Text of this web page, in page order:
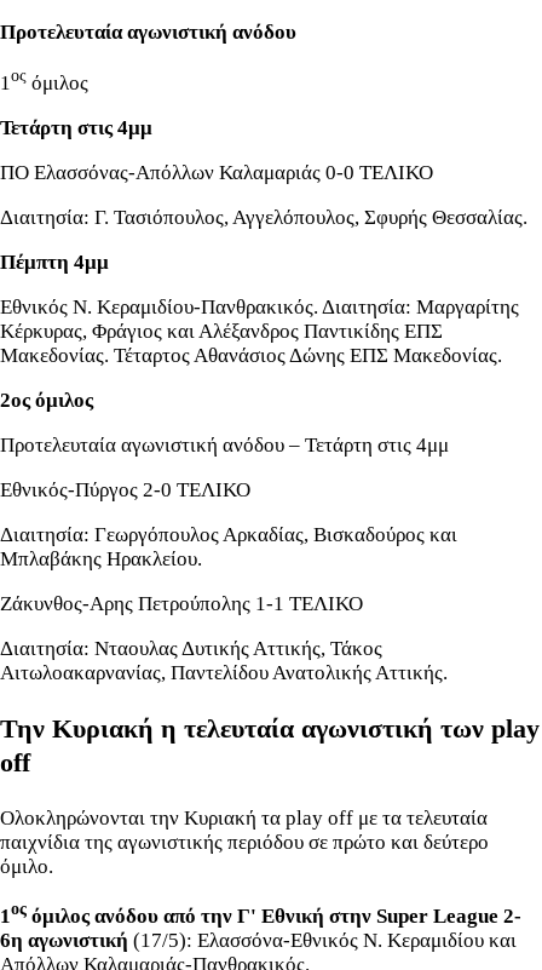
Προτελευταία αγωνιστική ανόδου
1ος όμιλος
Τετάρτη στις 4μμ
ΠΟ Ελασσόνας-Απόλλων Καλαμαριάς 0-0 ΤΕΛΙΚΟ
Διαιτησία: Γ. Τασιόπουλος, Αγγελόπουλος, Σφυρής Θεσσαλίας.
Πέμπτη 4μμ
Εθνικός Ν. Κεραμιδίου-Πανθρακικός. Διαιτησία: Μαργαρίτης
Κέρκυρας, Φράγιος και Αλέξανδρος Παντικίδης ΕΠΣ
Μακεδονίας. Τέταρτος Αθανάσιος Δώνης ΕΠΣ Μακεδονίας.
2oς όμιλος
Προτελευταία αγωνιστική ανόδου – Τετάρτη στις 4μμ
Εθνικός-Πύργος 2-0 ΤΕΛΙΚΟ
Διαιτησία: Γεωργόπουλος Αρκαδίας, Βισκαδούρος και
Μπλαβάκης Ηρακλείου.
Ζάκυνθος-Αρης Πετρούπολης 1-1 ΤΕΛΙΚΟ
Διαιτησία: Νταουλας Δυτικής Αττικής, Τάκος
Αιτωλοακαρνανίας, Παντελίδου Ανατολικής Αττικής.
Την Κυριακή η τελευταία αγωνιστική των play
off
Ολοκληρώνονται την Κυριακή τα play off με τα τελευταία
παιχνίδια της αγωνιστικής περιόδου σε πρώτο και δεύτερο
όμιλο.
1ος όμιλος ανόδου από την Γ' Εθνική στην Super League 2-
6η αγωνιστική (17/5): Ελασσόνα-Εθνικός Ν. Κεραμιδίου και
Απόλλων Καλαμαριάς-Πανθρακικός.